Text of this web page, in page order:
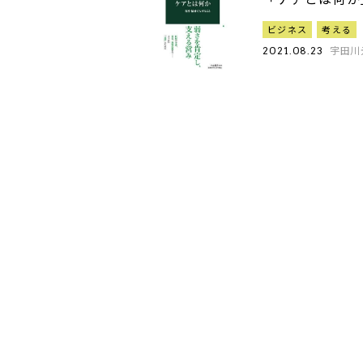
ビジネス 考える
2021.08.23 宇田